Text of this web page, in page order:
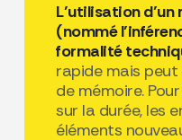
L’utilisation
(nommé
formalité
rapide mais
de mémoire.
sur la durée, les
éléments